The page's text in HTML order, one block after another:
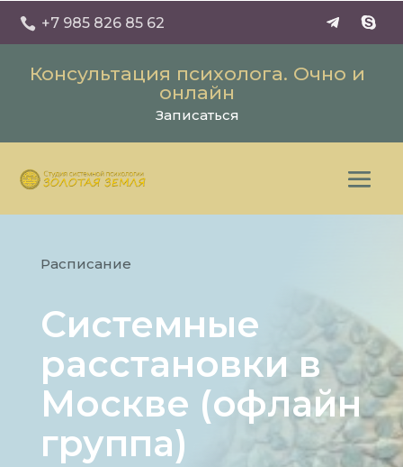
 +7 985 826 85 62
Консультация психолога. Очно и
онлайн
Записаться
Расписание
Системные
расстановки в
Москве (офлайн
группа)